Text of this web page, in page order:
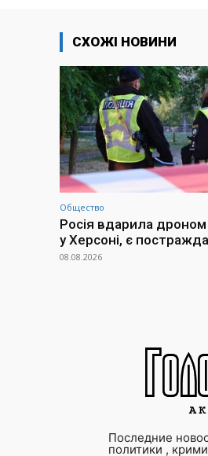
СХОЖІ НОВИНИ
Общество
Росія вдарила дроном
у Херсоні, є
08.08.2026
Последние
политики ,